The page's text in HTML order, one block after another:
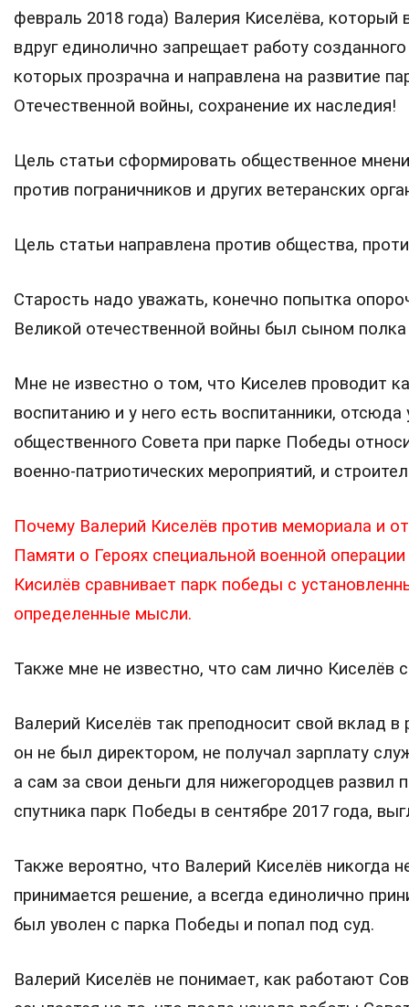
февраль 2018 года) Валерия Киселёва,
вдруг единолично запрещает работу
которых прозрачна и направлена на развитие
Отечественной войны, сохранение их наследия!
Цель статьи сформировать общественное
против пограничников и других ветеранских
Цель статьи направлена против общества,
Старость надо уважать, конечно попытка
Великой отечественной войны был сыном
Мне не известно о том, что Киселев проводит
воспитанию и у него есть воспитанники,
общественного Совета при парке Победы
военно-патриотических мероприятий, и
Почему Валерий Киселёв против мемориала и
Памяти о Героях специальной военной
Кисилёв сравнивает парк победы с
определенные мысли.
Также мне не известно, что сам лично Киселёв
Валерий Киселёв так преподносит свой вклад
он не был директором, не получал зарплату
а сам за свои деньги для нижегородцев
спутника парк Победы в сентябре 2017 года,
Также вероятно, что Валерий Киселёв никогда
принимается решение, а всегда единолично
был уволен с парка Победы и попал под суд.
Валерий Киселёв не понимает, как работают